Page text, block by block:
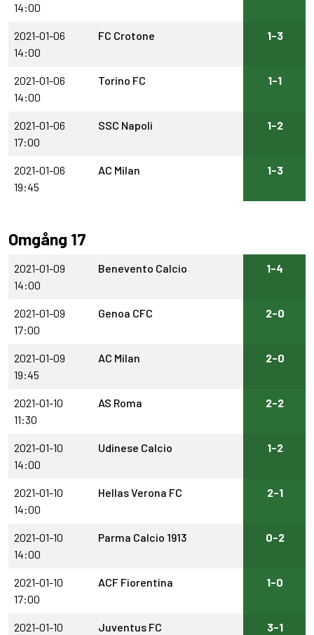
14:00
2021-01-06
14:00
FC Crotone 1-3
2021-01-06
14:00
Torino FC 1-1
2021-01-06
17:00
SSC Napoli 1-2
2021-01-06
19:45
AC Milan 1-3
Omgång 17
2021-01-09
14:00
Benevento Calcio 1-4
2021-01-09
17:00
Genoa CFC 2-0
2021-01-09
19:45
AC Milan 2-0
2021-01-10
11:30
AS Roma 2-2
2021-01-10
14:00
Udinese Calcio 1-2
2021-01-10
14:00
Hellas Verona FC 2-1
2021-01-10
14:00
Parma Calcio 1913 0-2
2021-01-10
17:00
ACF Fiorentina 1-0
2021-01-10
Juventus FC 3-1